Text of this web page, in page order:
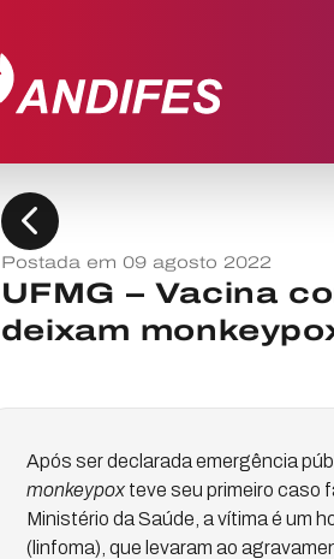
chevron_left
Postada em 09 agosto 2022
UFMG – Vacina
deixam
Após ser declarada emergência
monkeypoxteve seu primeiro caso
Ministério da Saúde, a vítima é um
(linfoma), que levaram ao